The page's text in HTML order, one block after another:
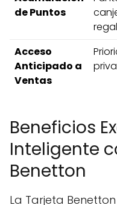
de Puntos
Acceso
Anticipado a
Ventas
Beneficios
Inteligente
Benetton
La Tarjeta